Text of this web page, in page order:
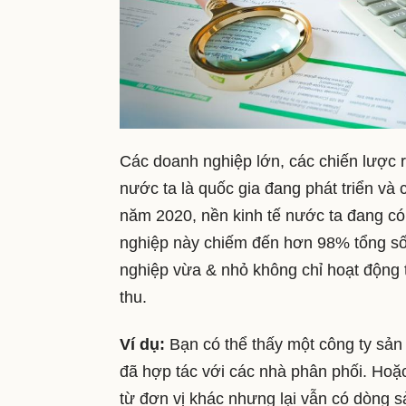
Các doanh nghiệp lớn, các chiến lược
nước ta là quốc gia đang phát triển và
năm 2020, nền kinh tế nước ta đang
nghiệp này chiếm đến hơn 98% tổng
nghiệp vừa & nhỏ không chỉ hoạt
thu.
Ví dụ: Bạn có thể thấy một công ty
đã hợp tác với các nhà phân phối.
từ đơn vị khác nhưng lại vẫn có dòng